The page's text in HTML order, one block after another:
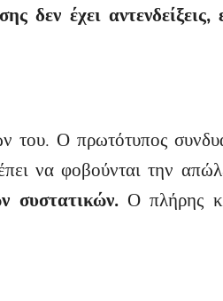
δεν έχει
του. Ο πρωτότυπος
να φοβούνται την
συστατικών.Ο πλήρης